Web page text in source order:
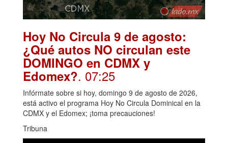
Hoy No Circula 9 de agosto:
¿Qué autos NO circulan este
DOMINGO en CDMX y
Edomex?. 07:25
Infórmate sobre si hoy, domingo 9 de agosto de 2026,
está activo el programa Hoy No Circula Dominical en la
CDMX y el Edomex; ¡toma precauciones!
Tribuna